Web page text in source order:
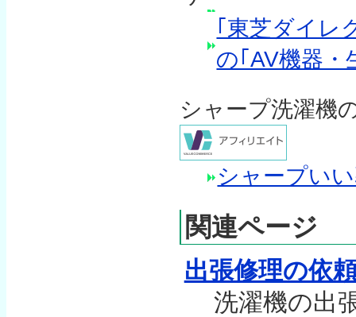
｢東芝ダイレ
の｢AV機器・
シャープ洗濯機
シャープい
関連ページ
出張修理の依
洗濯機の出